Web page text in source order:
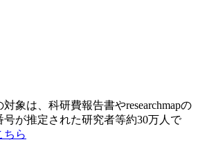
象は、科研費報告書やresearchmapの
が推定された研究者等約30万人で
ちら